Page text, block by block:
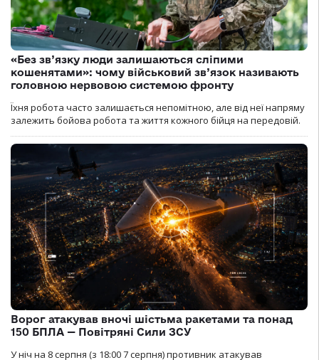
«Без зв’язку люди залишаються сліпими
кошенятами»: чому військовий зв’язок називають
головною нервовою системою фронту
Їхня робота часто залишається непомітною, але від неї напряму
залежить бойова робота та життя кожного бійця на передовій.
Ворог атакував вночі шістьма ракетами та понад
150 БПЛА — Повітряні Сили ЗСУ
У ніч на 8 серпня (з 18:00 7 серпня) противник атакував